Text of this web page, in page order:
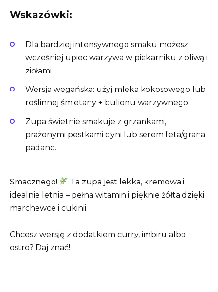
Wskazówki:
Dla bardziej intensywnego smaku możesz
wcześniej upiec warzywa w piekarniku z oliwą i
ziołami.
Wersja wegańska: użyj mleka kokosowego lub
roślinnej śmietany + bulionu warzywnego.
Zupa świetnie smakuje z grzankami,
prażonymi pestkami dyni lub serem feta/grana
padano.
Smacznego!
Ta zupa jest lekka, kremowa i
idealnie letnia – pełna witamin i pięknie żółta dzięki
marchewce i cukinii.
Chcesz wersję z dodatkiem curry, imbiru albo
ostro? Daj znać!